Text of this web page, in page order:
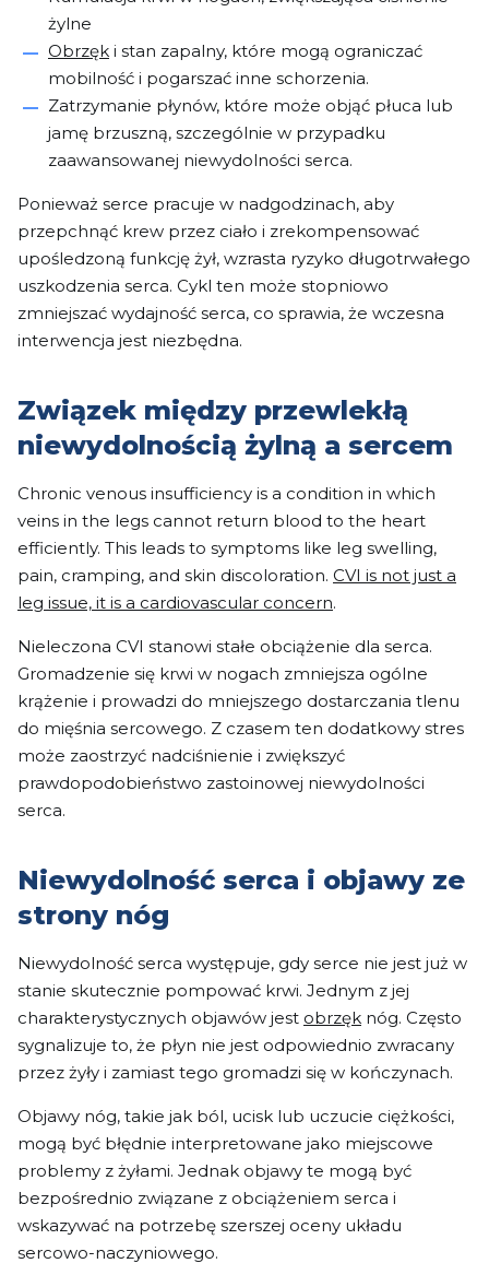
żylne
Obrzęk i stan zapalny, które mogą ograniczać
mobilność i pogarszać inne schorzenia.
Zatrzymanie płynów, które może objąć płuca lub
jamę brzuszną, szczególnie w przypadku
zaawansowanej niewydolności serca.
Ponieważ serce pracuje w nadgodzinach, aby
przepchnąć krew przez ciało i zrekompensować
upośledzoną funkcję żył, wzrasta ryzyko długotrwałego
uszkodzenia serca. Cykl ten może stopniowo
zmniejszać wydajność serca, co sprawia, że wczesna
interwencja jest niezbędna.
Związek między przewlekłą
niewydolnością żylną a sercem
Chronic venous insufficiency is a condition in which
veins in the legs cannot return blood to the heart
efficiently. This leads to symptoms like leg swelling,
pain, cramping, and skin discoloration. CVI is not just a
leg issue, it is a cardiovascular concern.
Nieleczona CVI stanowi stałe obciążenie dla serca.
Gromadzenie się krwi w nogach zmniejsza ogólne
krążenie i prowadzi do mniejszego dostarczania tlenu
do mięśnia sercowego. Z czasem ten dodatkowy stres
może zaostrzyć nadciśnienie i zwiększyć
prawdopodobieństwo zastoinowej niewydolności
serca.
Niewydolność serca i objawy ze
strony nóg
Niewydolność serca występuje, gdy serce nie jest już w
stanie skutecznie pompować krwi. Jednym z jej
charakterystycznych objawów jest obrzęk nóg. Często
sygnalizuje to, że płyn nie jest odpowiednio zwracany
przez żyły i zamiast tego gromadzi się w kończynach.
Objawy nóg, takie jak ból, ucisk lub uczucie ciężkości,
mogą być błędnie interpretowane jako miejscowe
problemy z żyłami. Jednak objawy te mogą być
bezpośrednio związane z obciążeniem serca i
wskazywać na potrzebę szerszej oceny układu
sercowo-naczyniowego.